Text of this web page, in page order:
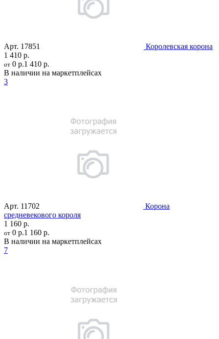
Арт. 17851
Королевская корона
1 410 р.
от 0 р.1 410 р.
В наличии на маркетплейсах
3
Арт. 11702
Корона
средневекового короля
1 160 р.
от 0 р.1 160 р.
В наличии на маркетплейсах
7